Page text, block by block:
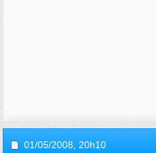
01/05/2008, 20h10